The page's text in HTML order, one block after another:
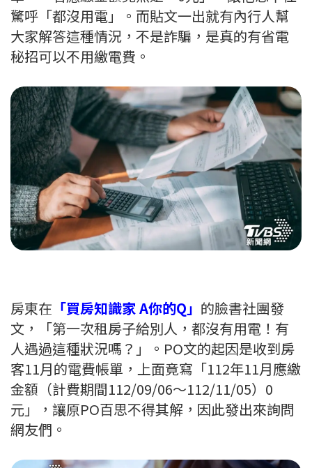
驚呼「都沒用電」。而貼文一出就有內行人幫
大家解答這種情況，不是詐騙，是真的有省電
秘招可以不用繳電費。
房東在 「買房知識家 A你的Q」 的臉書社團發
文，「第一次租房子給別人，都沒有用電！有
人遇過這種狀況嗎？」。PO文的起因是收到房
客11月的電費帳單，上面竟寫「112年11月應繳
金額（計費期間112/09/06～112/11/05）0
元」，讓原PO百思不得其解，因此發出來詢問
網友們。